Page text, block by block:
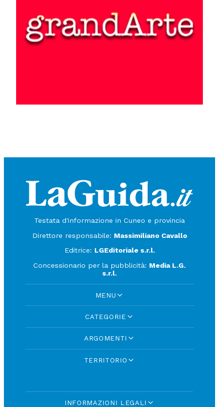
Testata d'informazione in Cuneo e provincia
Direttore responsabile: Massimiliano Cavallo
Editrice: LGEditoriale s.r.l.
Concessionario per la pubblicità: Media L.G.
s.r.l.
MENU
CATEGORIE
ARGOMENTI
TERRITORIO
INFORMAZIONI LEGALI